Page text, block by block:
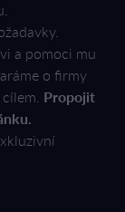
a pomoci mu
o firmy
Propojit